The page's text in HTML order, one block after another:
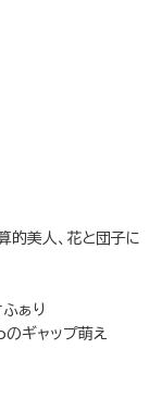
的美人、花と団子に
ぁり
ギャップ萌え